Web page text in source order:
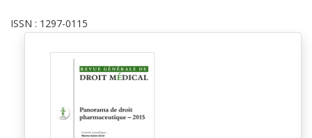
ISSN : 1297-0115